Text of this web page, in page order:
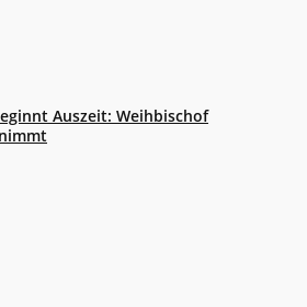
Auszeit: Weihbischof